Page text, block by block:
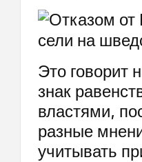
Это говорит
знак
властями,
разные
учитывать